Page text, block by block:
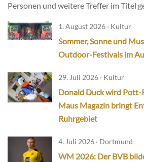
Personen und weitere Treffer im Titel
1. August 2026 · Kultur
Sommer, Sonne und
Outdoor-Festivals im
29. Juli 2026 · Kultur
Donald Duck wird Pott-
Maus Magazin bringt
Ruhrgebiet
4. Juli 2026 · Dortmund
WM 2026: Der BVB